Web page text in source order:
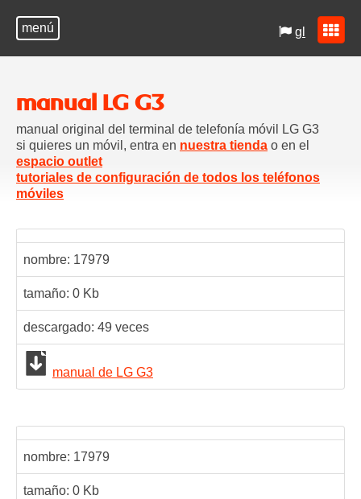
menú gl
manual LG G3
manual original del terminal de telefonía móvil LG G3
si quieres un móvil, entra en nuestra tienda o en el
espacio outlet
tutoriales de configuración de todos los teléfonos
móviles
nombre: 17979
tamaño: 0 Kb
descargado: 49 veces
manual de LG G3
nombre: 17979
tamaño: 0 Kb